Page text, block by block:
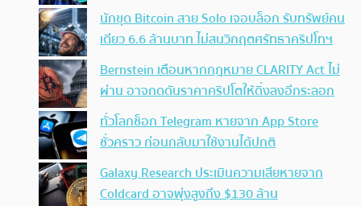
นักขุด Bitcoin สาย Solo เจอบล็อก รับทรัพย์คน
เดียว 6.6 ล้านบาท ไม่สนวิกฤตศรัทธาคริปโทฯ
Bernstein เตือนหากกฎหมาย CLARITY Act ไม่
ผ่าน อาจกดดันราคาคริปโตให้ดิ่งลงอีกระลอก
ทั่วโลกช็อก Telegram หายจาก App Store
ชั่วคราว ก่อนกลับมาใช้งานได้ปกติ
Galaxy Research ประเมินความเสียหายจาก
Coldcard อาจพุ่งสูงถึง $130 ล้าน